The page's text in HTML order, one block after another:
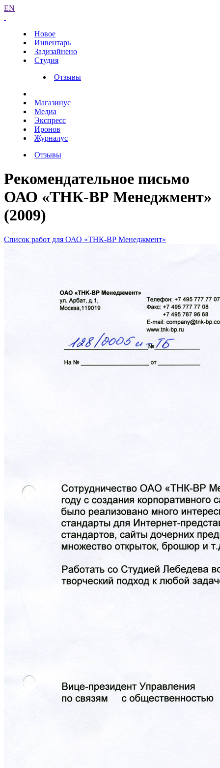
EN
Новое
Инвентарь
Задизайнено
Студия
Отзывы
Магазинус
Медиа
Экспресс
Иронов
Журналус
Отзывы
Рекомендательное письмо
ОАО «ТНК-ВР Менеджмент»
(2009)
Список работ для ОАО «ТНК-ВР Менеджмент»